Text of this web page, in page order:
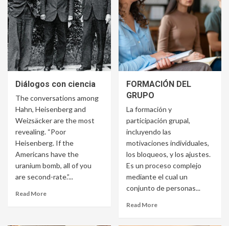
Diálogos con ciencia
The conversations among
Hahn, Heisenberg and
Weizsäcker are the most
revealing. “Poor
Heisenberg. If the
Americans have the
uranium bomb, all of you
are second-rate.”...
Read More
FORMACIÓN DEL
GRUPO
La formación y
participación grupal,
incluyendo las
motivaciones individuales,
los bloqueos, y los ajustes.
Es un proceso complejo
mediante el cual un
conjunto de personas...
Read More